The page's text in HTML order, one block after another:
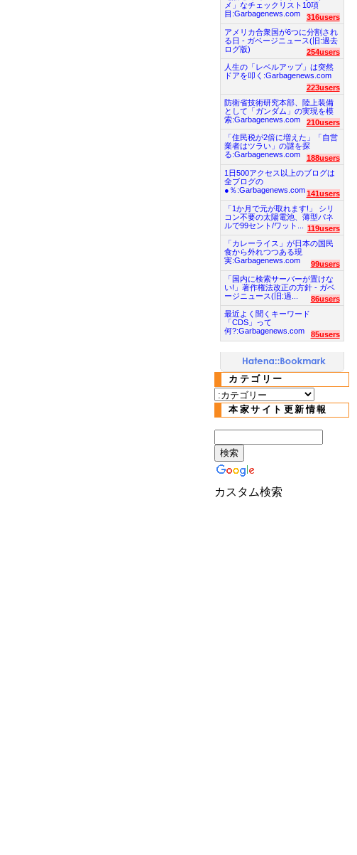
メ」なチェックリスト10項
目:Garbagenews.com
316users
アメリカ合衆国が6つに分割され
る日 - ガベージニュース(旧:過去
ログ版)
254users
人生の「レベルアップ」は突然
ドアを叩く:Garbagenews.com
223users
防衛省技術研究本部、陸上装備
として「ガンダム」の実現を模
索:Garbagenews.com
210users
「住民税が2倍に増えた」「自営
業者はツラい」の謎を探
る:Garbagenews.com
188users
1日500アクセス以上のブログは
全ブログの
●％:Garbagenews.com 141users
「1か月で元が取れます!」 シリ
コン不要の太陽電池、薄型パネ
ルで99セント/ワット...
119users
「カレーライス」が日本の国民
食から外れつつある現
実:Garbagenews.com
99users
「国内に検索サーバーが置けな
い!」著作権法改正の方針 - ガベ
ージニュース(旧:過...
86users
最近よく聞くキーワード
「CDS」って
何?:Garbagenews.com
85users
カテゴリー
本家サイト更新情報
カスタム検索